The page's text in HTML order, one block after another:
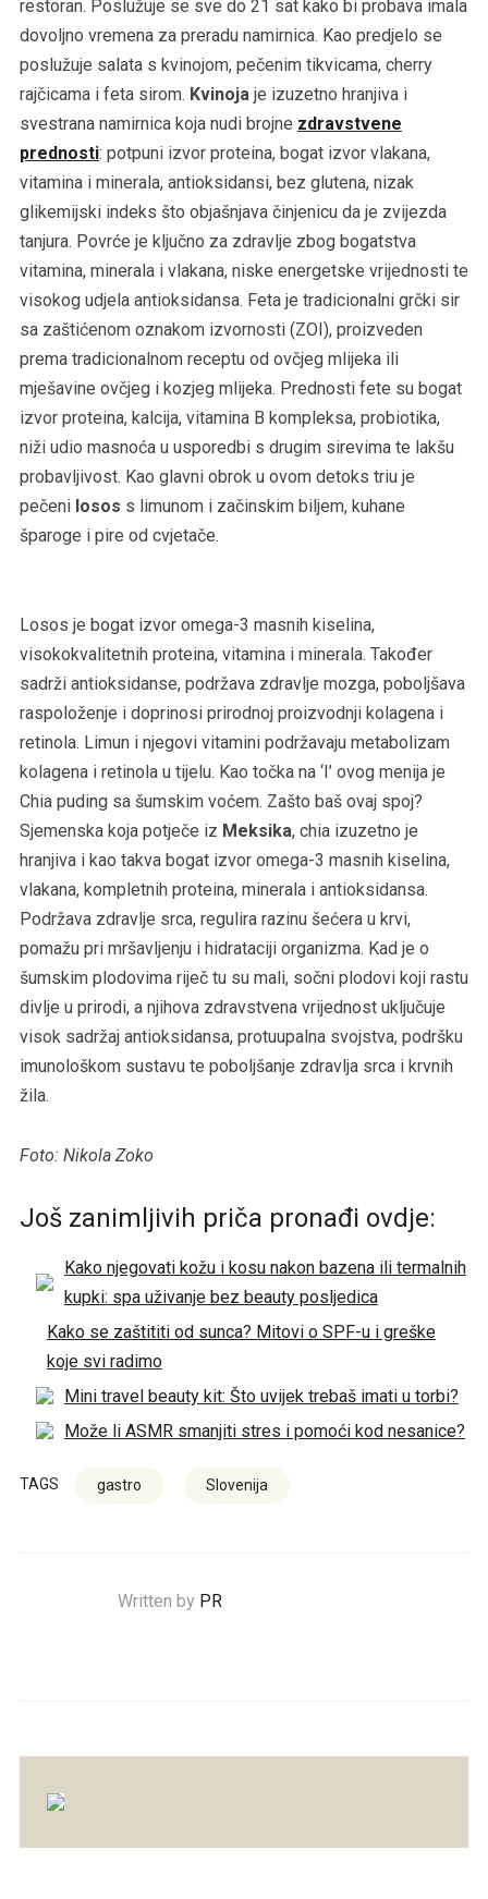
restoran. Poslužuje se sve do 21 sat kako bi probava imala
dovoljno vremena za preradu namirnica. Kao predjelo se
poslužuje salata s kvinojom, pečenim tikvicama, cherry
rajčicama i feta sirom. Kvinoja je izuzetno hranjiva i
svestrana namirnica koja nudi brojne zdravstvene
prednosti: potpuni izvor proteina, bogat izvor vlakana,
vitamina i minerala, antioksidansi, bez glutena, nizak
glikemijski indeks što objašnjava činjenicu da je zvijezda
tanjura. Povrće je ključno za zdravlje zbog bogatstva
vitamina, minerala i vlakana, niske energetske vrijednosti te
visokog udjela antioksidansa. Feta je tradicionalni grčki sir
sa zaštićenom oznakom izvornosti (ZOI), proizveden
prema tradicionalnom receptu od ovčjeg mlijeka ili
mješavine ovčjeg i kozjeg mlijeka. Prednosti fete su bogat
izvor proteina, kalcija, vitamina B kompleksa, probiotika,
niži udio masnoća u usporedbi s drugim sirevima te lakšu
probavljivost. Kao glavni obrok u ovom detoks triu je
pečeni losos s limunom i začinskim biljem, kuhane
šparoge i pire od cvjetače.
Losos je bogat izvor omega-3 masnih kiselina,
visokokvalitetnih proteina, vitamina i minerala. Također
sadrži antioksidanse, podržava zdravlje mozga, poboljšava
raspoloženje i doprinosi prirodnoj proizvodnji kolagena i
retinola. Limun i njegovi vitamini podržavaju metabolizam
kolagena i retinola u tijelu. Kao točka na ‘I’ ovog menija je
Chia puding sa šumskim voćem. Zašto baš ovaj spoj?
Sjemenska koja potječe iz Meksika, chia izuzetno je
hranjiva i kao takva bogat izvor omega-3 masnih kiselina,
vlakana, kompletnih proteina, minerala i antioksidansa.
Podržava zdravlje srca, regulira razinu šećera u krvi,
pomažu pri mršavljenju i hidrataciji organizma. Kad je o
šumskim plodovima riječ tu su mali, sočni plodovi koji rastu
divlje u prirodi, a njihova zdravstvena vrijednost uključuje
visok sadržaj antioksidansa, protuupalna svojstva, podršku
imunološkom sustavu te poboljšanje zdravlja srca i krvnih
žila.
Foto: Nikola Zoko
Još zanimljivih priča pronađi ovdje:
Kako njegovati kožu i kosu nakon bazena ili termalnih
kupki: spa uživanje bez beauty posljedica
Kako se zaštititi od sunca? Mitovi o SPF-u i greške
koje svi radimo
Mini travel beauty kit: Što uvijek trebaš imati u torbi?
Može li ASMR smanjiti stres i pomoći kod nesanice?
TAGS gastro Slovenija
Written by PR